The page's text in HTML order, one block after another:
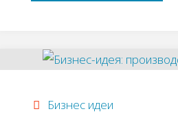
Бизнес идеи